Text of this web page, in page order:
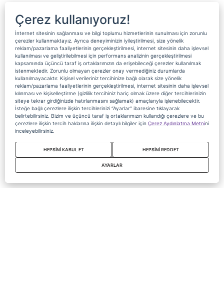
Çerez kullanıyoruz!
İnternet sitesinin sağlanması ve bilgi toplumu hizmetlerinin sunulması için zorunlu
çerezler kullanmaktayız. Ayrıca deneyiminizin iyileştirilmesi, size yönelik
reklam/pazarlama faaliyetlerinin gerçekleştirilmesi, internet sitesinin daha işlevsel
kullanılması ve geliştirilebilmesi için performans analizinin gerçekleştirilmesi
kapsamında üçüncü taraf iş ortaklarımızın da erişebileceği çerezler kullanılmak
istenmektedir. Zorunlu olmayan çerezler onay vermediğiniz durumlarda
kullanılmayacaktır. Kişisel verileriniz tercihinize bağlı olarak size yönelik
reklam/pazarlama faaliyetlerinin gerçekleştirilmesi, internet sitesinin daha işlevsel
kılınması ve kişiselleştirme (gizlilik tercihiniz hariç olmak üzere diğer tercihlerinizin
siteye tekrar girdiğinizde hatırlanmasını sağlamak) amaçlarıyla işlenebilecektir.
İsteğe bağlı çerezlere ilişkin tercihlerinizi “Ayarlar” ibaresine tıklayarak
belirtebilirsiniz. Bizim ve üçüncü taraf iş ortaklarımızın kullandığı çerezlere ve bu
çerezlere ilişkin tercih haklarına ilişkin detaylı bilgiler için Çerez Aydınlatma Metnini
inceleyebilirsiniz.
HEPSİNİ KABUL ET HEPSİNİ REDDET
AYARLAR